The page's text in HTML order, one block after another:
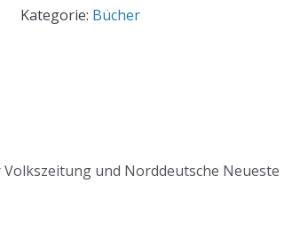
Kategorie: Bücher
und Norddeutsche Neueste